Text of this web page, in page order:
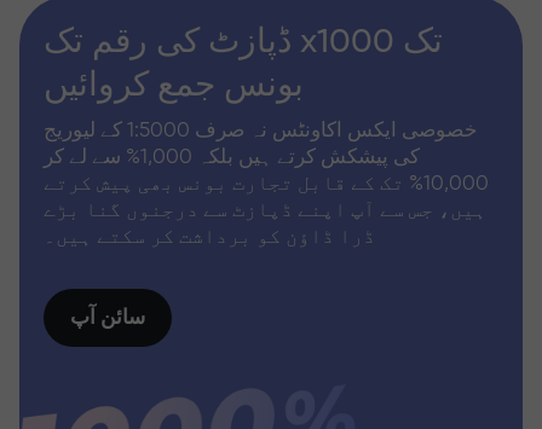
ڈپازٹ کی رقم تک x1000 تک
بونس جمع کروائیں
خصوصی ایکس اکاونٹس نہ صرف 1:5000 کے لیوریج
کی پیشکش کرتے ہیں بلکہ 1,000% سے لے کر
10,000% تک کے قابل تجارت بونس بھی پیش کرتے
ہیں، جس سے آپ اپنے ڈپازٹ سے درجنوں گنا بڑے
ڈرا ڈاؤن کو برداشت کر سکتے ہیں۔
سائن آپ